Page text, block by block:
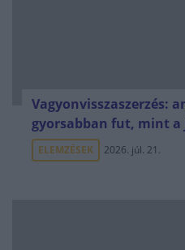
Vagyonvisszaszerzés:
gyorsabban fut, mint a
ELEMZÉSEK 2026. júl. 21.